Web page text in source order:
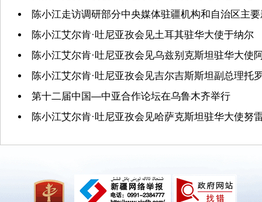
陈小江走访调研部分中央媒体驻疆机构和自治区主
陈小江艾尔肯·吐尼亚孜会见土耳其驻华大使于纳尔
陈小江艾尔肯·吐尼亚孜会见乌兹别克斯坦驻华大使
陈小江艾尔肯·吐尼亚孜会见吉尔吉斯斯坦副总理托
第十二届中国—中亚合作论坛在乌鲁木齐举行
陈小江艾尔肯·吐尼亚孜会见哈萨克斯坦驻华大使努